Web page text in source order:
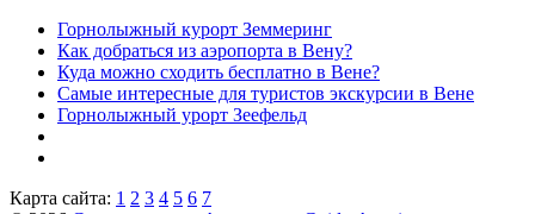
Горнолыжный курорт Земмеринг
Как добраться из аэропорта в Вену?
Куда можно сходить бесплатно в Вене?
Самые интересные для туристов экскурсии в Вене
Горнолыжный урорт Зеефельд
Карта сайта: 1 2 3 4 5 6 7